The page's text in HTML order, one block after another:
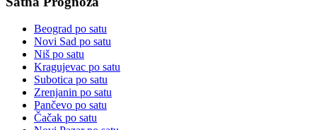
Beograd po satu
Novi Sad po satu
Niš po satu
Kragujevac po satu
Subotica po satu
Zrenjanin po satu
Pančevo po satu
Čačak po satu